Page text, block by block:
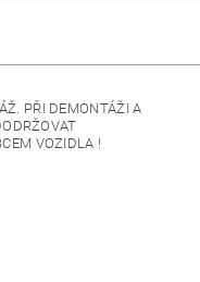
PŘI DEMONTÁŽI A
VOZIDLA !